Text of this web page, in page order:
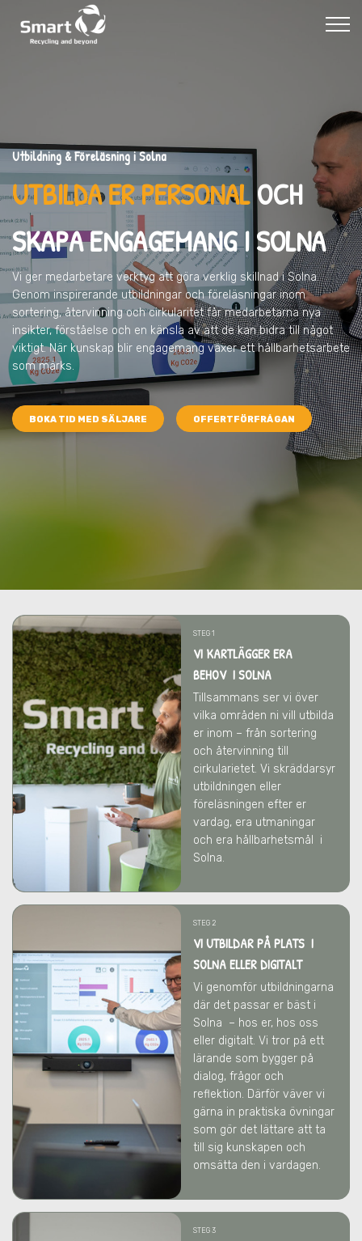
Utbildning & Föreläsning i Solna
UTBILDA ER PERSONALOCH
SKAPA ENGAGEMANG I SOLNA
Vi ger medarbetare verktyg att göra verklig skillnadi Solna.
Genom inspirerande utbildningar och föreläsningar inom
sortering, återvinning och cirkularitet får medarbetarna nya
insikter, förståelse och en känsla av att de kan bidra till något
viktigt. När kunskap blir engagemang växer ett hållbarhetsarbete
som märks.
BOKA TID MED SÄLJARE OFFERTFÖRFRÅGAN
STEG 1
VI KARTLÄGGER ERA
BEHOV I SOLNA
Tillsammans ser vi över
vilka områden ni vill utbilda
er inom – från sortering
och återvinning till
cirkularietet. Vi skräddarsyr
utbildningen eller
föreläsningen efter er
vardag, era utmaningar
och era hållbarhetsmål
i
Solna.
STEG 2
VI UTBILDAR PÅ PLATS I
SOLNA ELLER DIGITALT
Vi genomför utbildningarna
där det passar er bäst i
Solna – hos er, hos oss
eller digitalt. Vi tror på ett
lärande som bygger på
dialog, frågor och
reflektion. Därför väver vi
gärna in praktiska övningar
som gör det lättare att ta
till sig kunskapen och
omsätta den i vardagen.
STEG 3